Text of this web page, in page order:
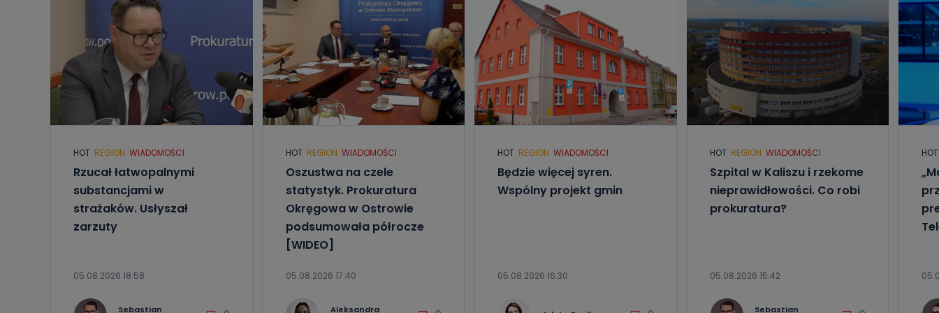
HOT REGION WIADOMOŚCI
Rzucał łatwopalnymi
substancjami w
strażaków. Usłyszał
zarzuty
05.08.2026 18:58
Sebastian
HOT REGION WIADOMOŚCI
Oszustwa na czele
statystyk. Prokuratura
Okręgowa w Ostrowie
podsumowała półrocze
[WIDEO]
05.08.2026 17:40
Aleksandra
HOT REGION WIADOMOŚCI
Będzie więcej syren.
Wspólny projekt gmin
05.08.2026 16:30
HOT REGION WIADOMOŚCI
Szpital w Kaliszu i rzekome
nieprawidłowości. Co robi
prokuratura?
05.08.2026 15:42
Sebastian
HOT